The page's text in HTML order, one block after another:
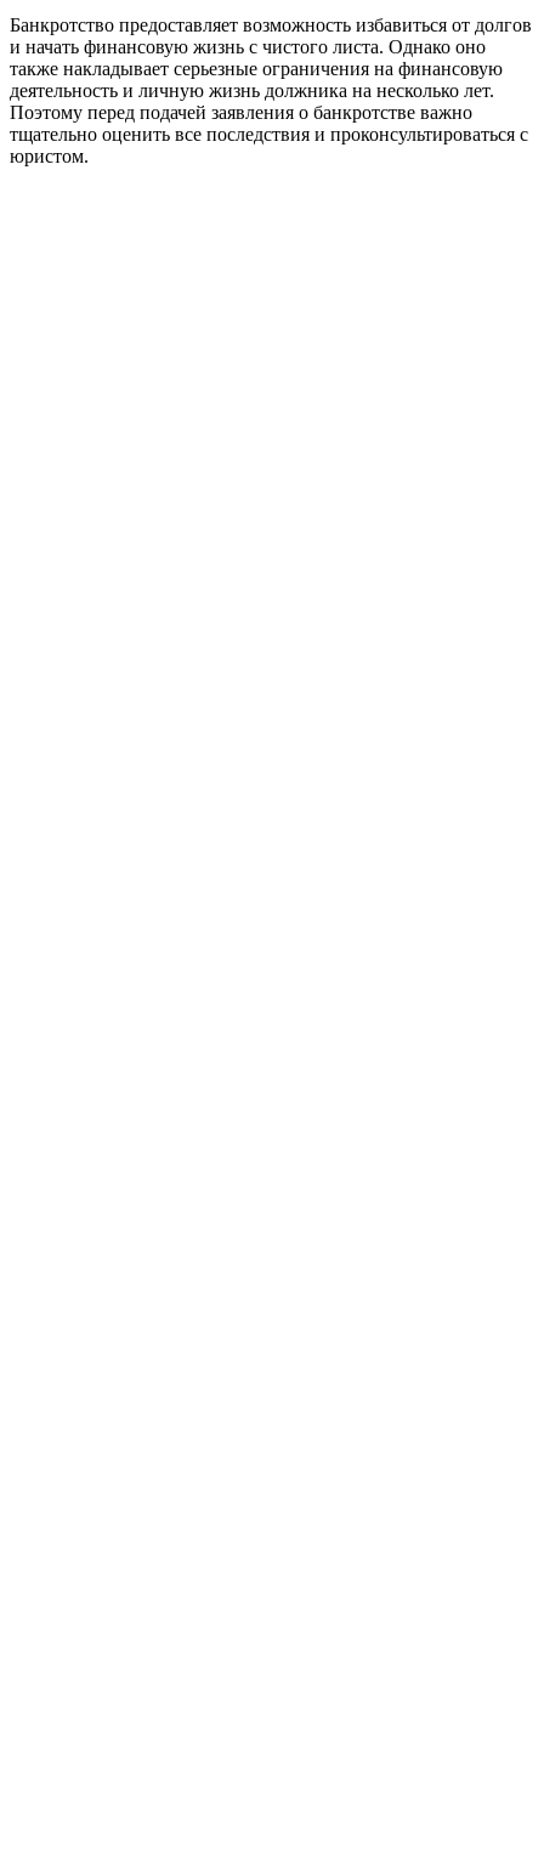
Банкротство предоставляет возможность избавиться от долгов
и начать финансовую жизнь с чистого листа. Однако оно
также накладывает серьезные ограничения на финансовую
деятельность и личную жизнь должника на несколько лет.
Поэтому перед подачей заявления о банкротстве важно
тщательно оценить все последствия и проконсультироваться с
юристом.